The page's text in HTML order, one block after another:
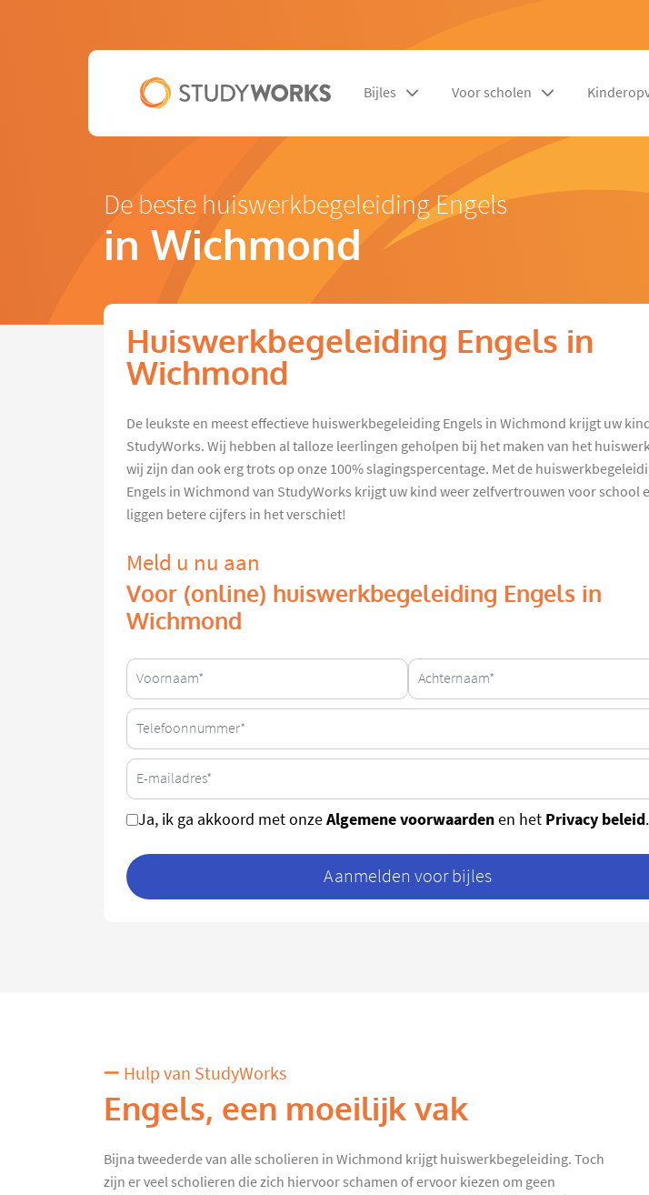
Bijles Voor scholen
De beste huiswerkbegeleiding Engels
in Wichmond
Huiswerkbegeleiding Engels in
Wichmond
De leukste en meest effectieve huiswerkbegeleiding Engels in Wichmond krijgt uw
StudyWorks. Wij hebben al talloze leerlingen geholpen bij het maken van het
wij zijn dan ook erg trots op onze 100% slagingspercentage. Met de
Engels in Wichmond van StudyWorks krijgt uw kind weer zelfvertrouwen voor school
liggen betere cijfers in het verschiet!
Meld u nu aan
Voor (online) huiswerkbegeleiding Engels in
Wichmond
Ja, ik ga akkoord met onzeAlgemene voorwaardenen het Privacy beleid.
Aanmelden voor bijles
Hulp van StudyWorks
Engels, een moeilijk vak
Bijna tweederde van alle scholieren in Wichmond krijgt huiswerkbegeleiding. Toch
zijn er veel scholieren die zich hiervoor schamen of ervoor kiezen om geen